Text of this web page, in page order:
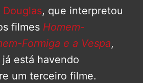
, que interpretou
filmes Homem-
Formiga e a Vespa,
está havendo
um terceiro filme.